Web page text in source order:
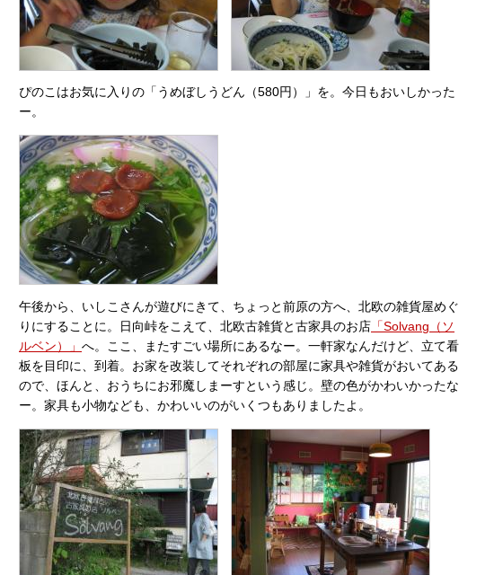
ぴのこはお気に入りの「うめぼしうどん（580円）」を。今日もおいしかった
ー。
午後から、いしこさんが遊びにきて、ちょっと前原の方へ、北欧の雑貨屋めぐ
りにすることに。日向峠をこえて、北欧古雑貨と古家具のお店 「Solvang（ソ
ルベン）」 へ。ここ、またすごい場所にあるなー。一軒家なんだけど、立て看
板を目印に、到着。お家を改装してそれぞれの部屋に家具や雑貨がおいてある
ので、ほんと、おうちにお邪魔しまーすという感じ。壁の色がかわいかったな
ー。家具も小物なども、かわいいのがいくつもありましたよ。